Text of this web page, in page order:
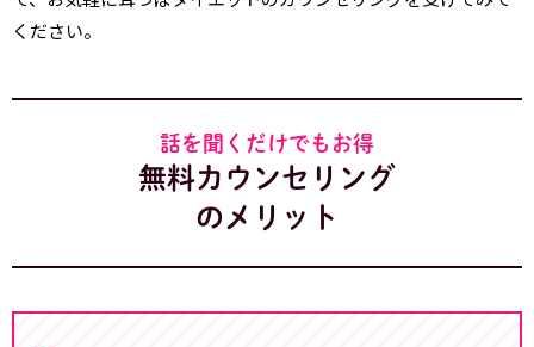
ください。
話を聞くだけでもお得
無料カウンセリング
のメリット